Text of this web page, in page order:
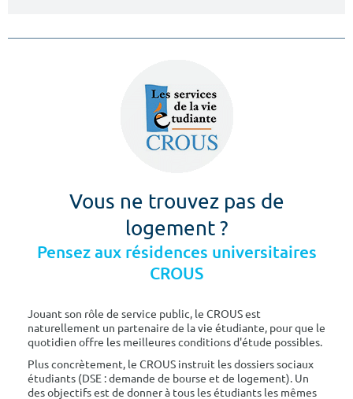
Vous ne trouvez pas de
logement ?
Pensez aux résidences universitaires
CROUS
Jouant son rôle de service public, le CROUS est
naturellement un partenaire de la vie étudiante, pour que le
quotidien offre les meilleures conditions d'étude possibles.
Plus concrètement, le CROUS instruit les dossiers sociaux
étudiants (DSE : demande de bourse et de logement). Un
des objectifs est de donner à tous les étudiants les mêmes